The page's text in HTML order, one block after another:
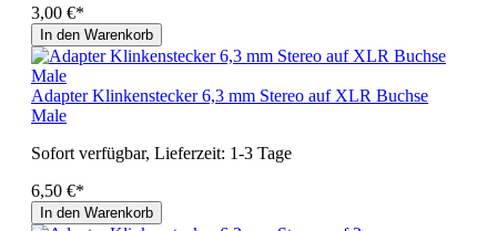
3,00 €*
In den Warenkorb
Adapter Klinkenstecker 6,3 mm Stereo auf XLR Buchse
Male
Sofort verfügbar, Lieferzeit: 1-3 Tage
6,50 €*
In den Warenkorb